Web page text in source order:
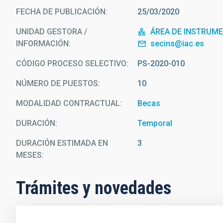
FECHA DE PUBLICACIÓN 25/03/2020
UNIDAD GESTORA /
INFORMACIÓN
ÁREA DE
secins@iac.es
CÓDIGO PROCESO SELECTIVO PS-2020-010
NÚMERO DE PUESTOS 10
MODALIDAD CONTRACTUAL Becas
DURACIÓN Temporal
DURACIÓN ESTIMADA EN
MESES
3
Trámites y novedades